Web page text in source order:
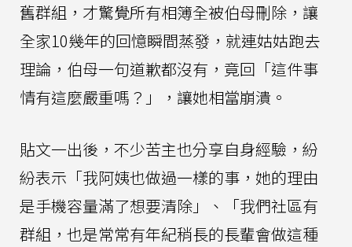
舊群組，才驚覺所有相簿全被伯母刪除，讓
全家10幾年的回憶瞬間蒸發，就連姑姑跑去
理論，伯母一句道歉都沒有，竟回「這件事
情有這麼嚴重嗎？」，讓她相當崩潰。
貼文一出後，不少苦主也分享自身經驗，紛
紛表示「我阿姨也做過一樣的事，她的理由
是手機容量滿了想要清除」、「我們社區有
群組，也是常常有年紀稍長的長輩會做這種